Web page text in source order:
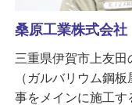
桑原工業株式会社
三重県伊賀市上友
（ガルバリウム鋼
事をメインに施工す